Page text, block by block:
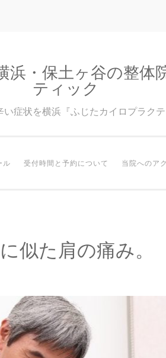
浜・保土ヶ谷の整体
ティック
症状を横浜『ふじたカイロプラク
ル 受付時間と予約について 当院へのア
似た肩の痛み。